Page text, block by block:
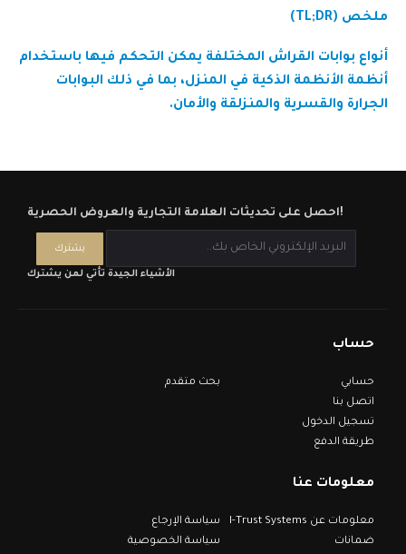
ملخص (TL;DR)
أنواع بوابات القراش المختلفة يمكن التحكم فيها باستخدام
أنظمة الأنظمة الذكية في المنزل، بما في ذلك البوابات
الجرارة والقسرية والمنزلقة والأمان.
احصل على تحديثات العلامة التجارية والعروض الحصرية!
الأشياء الجيدة تأتي لمن يشترك
حساب
حسابي
اتصل بنا
تسجيل الدخول
طريقة الدفع
بحث متقدم
معلومات عنا
معلومات عن I-Trust Systems
ضمانات
سياسة الإرجاع
سياسة الخصوصية